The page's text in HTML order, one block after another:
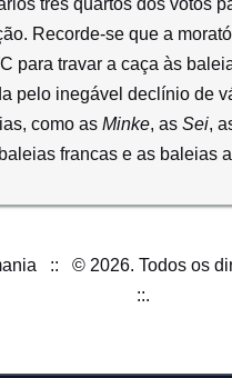
três quartos dos votos
Recorde-se que a
para travar a caça às
pelo inegável declínio de
como as Minke, as Sei,
francas e as baleias
:: © 2026. Todos os
::.